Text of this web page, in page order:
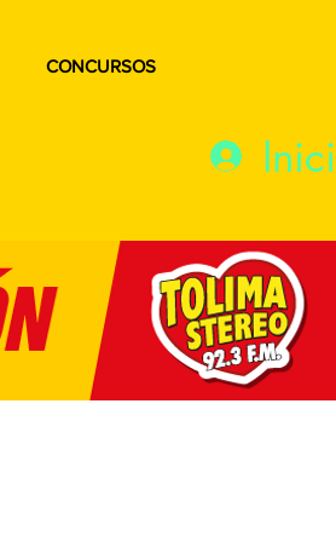
CONCURSOS